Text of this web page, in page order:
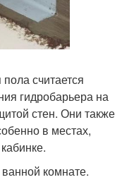
считается
гидробарьера на
стен. Они также
в местах,
комнате.